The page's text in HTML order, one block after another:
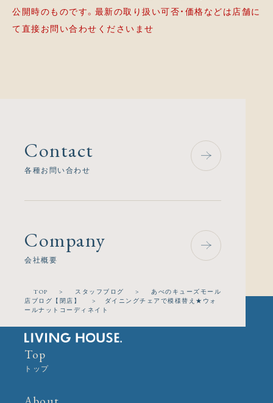
公開時のものです。最新の取り扱い可否・価格などは店舗に
て直接お問い合わせくださいませ
Contact
各種お問い合わせ
Company
会社概要
TOP > スタッフブログ >
あべのキューズモール
店ブログ【閉店】
>
ダイニングチェアで模様替え★ウォ
ールナットコーディネイト
Top
トップ